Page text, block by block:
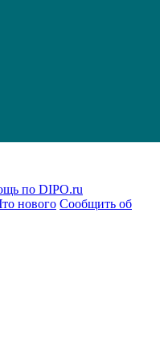
по DIPO.ru
нового Сообщить об